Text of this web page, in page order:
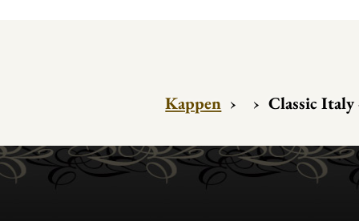
Kappen › › Classic